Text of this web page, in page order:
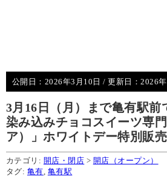
公開日： 2026年3月10日 / 更新日：2026
3月16日（月）まで亀有駅前
染み込みチョコスイーツ専
ア）」ホワイトデー特別販売
カテゴリ: 開店・閉店 > 開店（オープン）
タグ: 亀有 亀有駅